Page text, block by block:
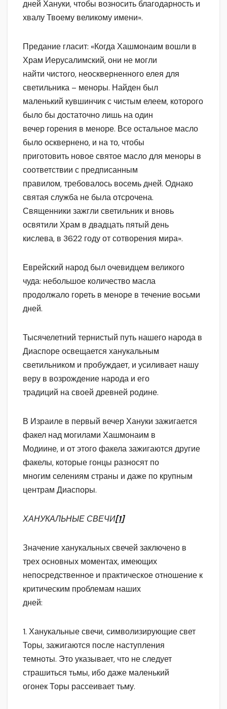
дней Хануки, чтобы возносить благодарность и
хвалу Твоему великому имени».
Предание гласит: «Когда Хашмонаим вошли в
Храм Иерусалимский, они не могли
найти чистого, неоскверненного елея для
светильника – меноры. Найден был
маленький кувшинчик с чистым елеем, которого
было бы достаточно лишь на один
вечер горения в меноре. Все остальное масло
было осквернено, и на то, чтобы
приготовить новое святое масло для меноры в
соответствии с предписанным
правилом, требовалось восемь дней. Однако
святая служба не была отсрочена.
Священники зажгли светильник и вновь
освятили Храм в двадцать пятый день
кислева, в 3622 году от сотворения мира».
Еврейский народ был очевидцем великого
чуда: небольшое количество масла
продолжало гореть в меноре в течение восьми
дней.
Тысячелетний тернистый путь нашего народа в
Диаспоре освещается ханукальным
светильником и пробуждает, и усиливает нашу
веру в возрождение народа и его
традиций на своей древней родине.
В Израиле в первый вечер Хануки зажигается
факел над могилами Хашмонаим в
Модиине, и от этого факела зажигаются другие
факелы, которые гонцы разносят по
многим селениям страны и даже по крупным
центрам Диаспоры.
ХАНУКАЛЬНЫЕ СВЕЧИ[1]
Значение ханукальных свечей заключено в
трех основных моментах, имеющих
непосредственное и практическое отношение к
критическим проблемам наших
дней:
1. Ханукальные свечи, символизирующие свет
Торы, зажигаются после наступления
темноты. Это указывает, что не следует
страшиться тьмы, ибо даже маленький
огонек Торы рассеивает тьму.